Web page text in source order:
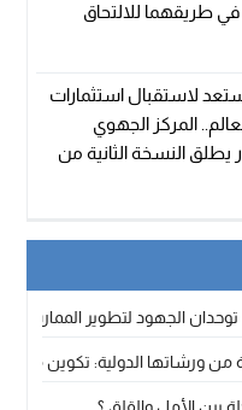
طريقهما للالتحاق
لاستقبال استثمارات
المركز الجهوي
يطلق النسخة الثانية من
توحدان الجهود لتطوير الممارسة
من ورشاتها الدولية: تكوين